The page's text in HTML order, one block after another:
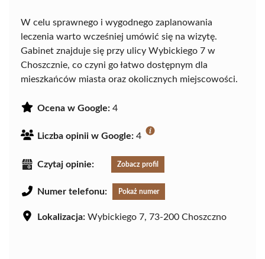
W celu sprawnego i wygodnego zaplanowania
leczenia warto wcześniej umówić się na wizytę.
Gabinet znajduje się przy ulicy Wybickiego 7 w
Choszcznie, co czyni go łatwo dostępnym dla
mieszkańców miasta oraz okolicznych miejscowości.
Ocena w Google: 4
Liczba opinii w Google: 4
Czytaj opinie: Zobacz profil
Numer telefonu: Pokaż numer
Lokalizacja: Wybickiego 7, 73-200 Choszczno